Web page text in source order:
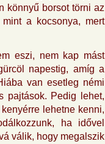
könnyű borsot törni az
a kocsonya, mert
eszi, nem kap mást
napestig, amíg a
van esetleg némi
pajtások. Pedig lehet,
lehetne kenni,
ha idővel
válik, hogy megalszik